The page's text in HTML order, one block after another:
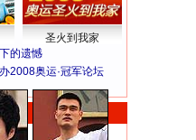
圣火到我家
的遗憾
2008奥运·冠军论坛